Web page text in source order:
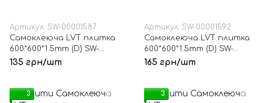
Артикул: SW-00001587
Самоклеюча LVT плитка
600*600*1.5mm (D) SW-
00001587
135 грн/шт
Артикул: SW-00001592
Самоклеюча LVT плитка
600*600*1.5mm (D) SW-
00001592
165 грн/шт
3 3